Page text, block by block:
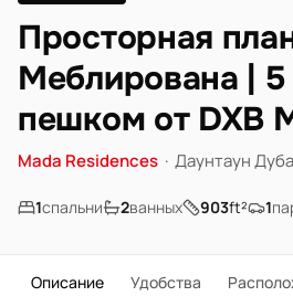
Просторная
Меблирована |
пешком от DXB
Mada Residences · Даунтаун
1спальни 2ванных 903ft² 1
Описание Удобства